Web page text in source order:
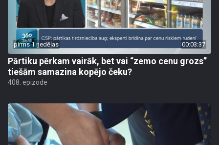
pirms 1 nedēļas 00:03:37
Pārtiku pērkam vairāk, bet vai “zemo cenu grozs”
tiešām samazina kopējo čeku?
408. epizode